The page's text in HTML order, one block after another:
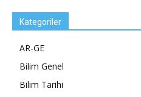
Kategoriler
AR-GE
Bilim Genel
Bilim Tarihi